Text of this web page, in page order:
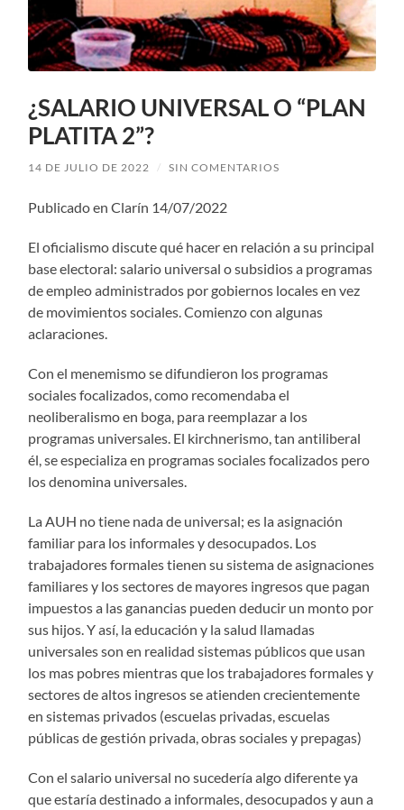
¿SALARIO UNIVERSAL O “PLAN
PLATITA 2”?
14 DE JULIO DE 2022 / SIN COMENTARIOS
Publicado en Clarín 14/07/2022
El oficialismo discute qué hacer en relación a su principal
base electoral: salario universal o subsidios a programas
de empleo administrados por gobiernos locales en vez
de movimientos sociales. Comienzo con algunas
aclaraciones.
Con el menemismo se difundieron los programas
sociales focalizados, como recomendaba el
neoliberalismo en boga, para reemplazar a los
programas universales. El kirchnerismo, tan antiliberal
él, se especializa en programas sociales focalizados pero
los denomina universales.
La AUH no tiene nada de universal; es la asignación
familiar para los informales y desocupados. Los
trabajadores formales tienen su sistema de asignaciones
familiares y los sectores de mayores ingresos que pagan
impuestos a las ganancias pueden deducir un monto por
sus hijos. Y así, la educación y la salud llamadas
universales son en realidad sistemas públicos que usan
los mas pobres mientras que los trabajadores formales y
sectores de altos ingresos se atienden crecientemente
en sistemas privados (escuelas privadas, escuelas
públicas de gestión privada, obras sociales y prepagas)
Con el salario universal no sucedería algo diferente ya
que estaría destinado a informales, desocupados y aun a